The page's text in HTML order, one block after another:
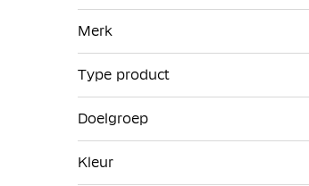
informatie
Merk
Type product
Doelgroep
Kleur